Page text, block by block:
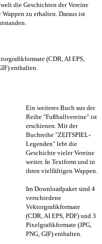
die Geschichten der Vereine
Wappen zu erhalten. Daraus ist
(CDR, AI EPS,
enthalten.
Ein weiteres Buch aus der
Reihe "Fußballvereine" ist
erschienen. Mit der
Buchreihe "ZEITSPIEL-
Legenden" lebt die
Geschichte vieler Vereine
weiter. In Textform und in
ihren vielfältigen Wappen.
Im Downloadpaket sind 4
verschiedene
Vektorgrafikformate
(CDR, AI EPS, PDF) und 3
Pixelgrafikformate (JPG,
PNG, GIF) enthalten.